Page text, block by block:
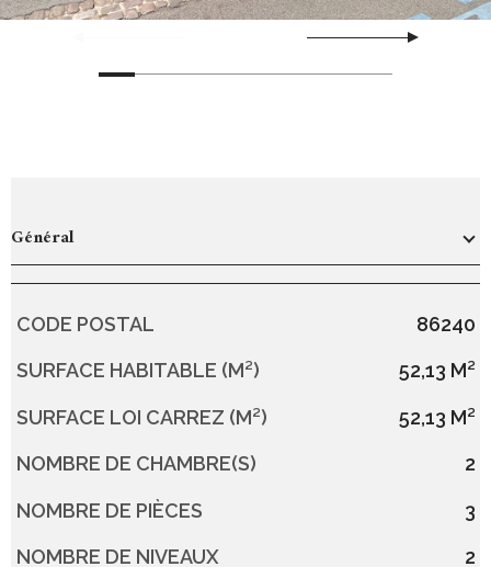
Général
Caractérisque Valeurs
CODE POSTAL 86240
SURFACE HABITABLE (M²) 52,13 M²
SURFACE LOI CARREZ (M²) 52,13 M²
NOMBRE DE CHAMBRE(S) 2
NOMBRE DE PIÈCES 3
NOMBRE DE NIVEAUX 2